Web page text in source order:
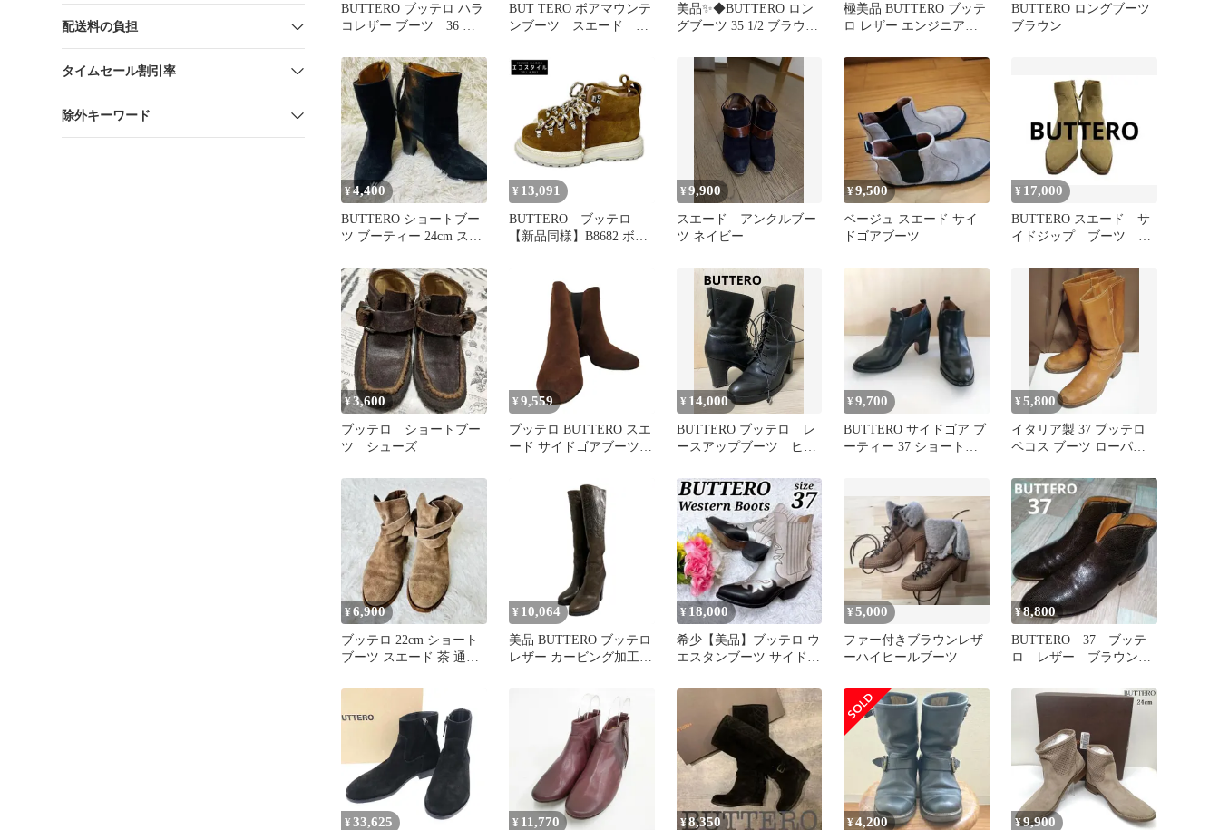
配送料の負担
タイムセール割引率
除外キーワード
BUTTERO ブッテロ ハラ
コレザー ブーツ 36 ブ
BUT TERO ボアマウンテ
ンブーツ スエード ベ
美品✨◆BUTTERO ロン
グブーツ 35 1/2 ブラウン
極美品 BUTTERO ブッテ
ロ レザー エンジニアブ
BUTTERO ロングブーツ
ブラウン
¥4,400
BUTTERO ショートブー
ツ ブーティー 24cm スウ
¥ 13,091
BUTTERO ブッテロ
【新品同様】B8682 ボア
¥9,900
スエード アンクルブー
ツ ネイビー
¥9,500
ベージュ スエード サイ
ドゴアブーツ
¥ 17,000
BUTTERO スエード サ
イドジップ ブーツ 36
¥3,600
ブッテロ ショートブー
ツ シューズ
¥ 9,559
ブッテロ BUTTERO スエ
ード サイドゴアブーツ
¥ 14,000
BUTTERO ブッテロ レ
ースアップブーツ ヒー
¥9,700
BUTTERO サイドゴア ブ
ーティー 37 ショートブ
¥5,800
イタリア製 37 ブッテロ
ペコス ブーツ ローパー
¥6,900
ブッテロ 22cm ショート
ブーツ スエード 茶 通勤
¥ 10,064
美品 BUTTERO ブッテロ
レザー カービング加工
サイズ37 24cm相当 ブラ
ウン レディース 古着 中
¥ 18,000
希少【美品】ブッテロ ウ
エスタンブーツ サイドゴ
脚
¥5,000
ファー付きブラウンレザ
ーハイヒールブーツ
¥8,800
BUTTERO 37 ブッテ
ロ レザー ブラウン
プ
¥ 33,625 ¥ 11,770 ¥8,350 ¥4,200 ¥9,900